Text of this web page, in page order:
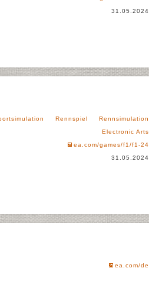
31.05.2024
Rennspiel
Rennsimulation
Electronic Arts
ea.com/games/f1/f1-24
31.05.2024
ea.com/de